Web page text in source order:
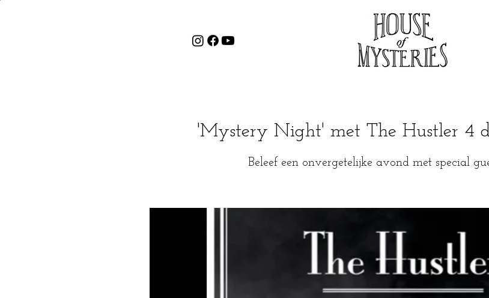
'Mystery Night' met The Hustler 4
Beleef een onvergetelijke avond met special